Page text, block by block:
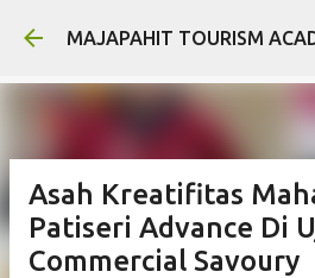
Langsung ke
MAJAPAHIT TOURISM
Asah Kreatifitas
Patiseri Advance Di
Commercial Savoury